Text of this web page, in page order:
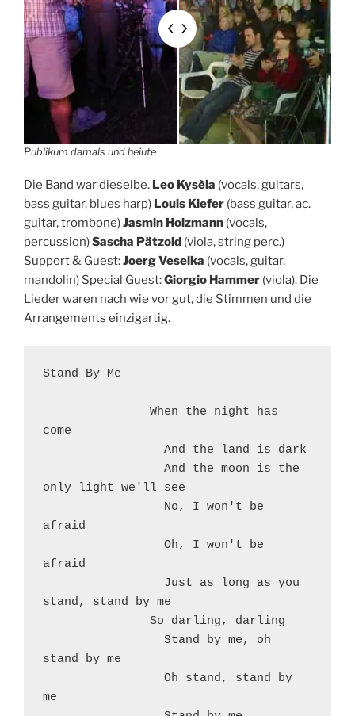
Publikum damals und heiute
Die Band war dieselbe. Leo Kysèla (vocals, guitars,
bass guitar, blues harp) Louis Kiefer (bass guitar, ac.
guitar, trombone)Jasmin Holzmann (vocals,
percussion)Sascha Pätzold (viola, string perc.)
Support & Guest:Joerg Veselka (vocals, guitar,
mandolin) Special Guest:Giorgio Hammer (viola). Die
Lieder waren nach wie vor gut, die Stimmen und die
Arrangements einzigartig.
Stand By Me
come
only light we'll see
afraid
afraid
stand, stand by me
stand by me
me